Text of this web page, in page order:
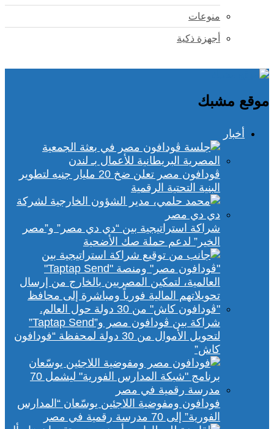
منوعات
أجهزة ذكية
موقع مشبك
أخبار
ڤودافون مصر تعلن ضخ 20 مليار جنيه لتطوير
البنية التحتية الرقمية
شراكة استراتيجية بين “دي دي مصر” و”مصر
الخير” لدعم حملة صك الأضحية
شراكة بين ڤودافون مصر و”Taptap Send”
لتحويل الأموال من 30 دولة لمحفظة “فودافون
كاش”
فودافون ومفوضية اللاجئين يوسّعان “المدارس
الفورية” إلى 70 مدرسة رقمية في مصر